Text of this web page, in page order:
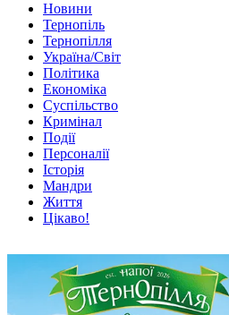
Новини
Тернопіль
Тернопілля
Україна/Світ
Політика
Економіка
Суспільство
Кримінал
Події
Персоналії
Історія
Мандри
Життя
Цікаво!